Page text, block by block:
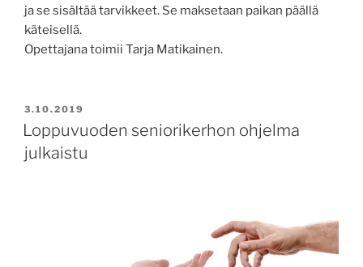
ja se sisältää tarvikkeet. Se maksetaan paikan päällä
käteisellä.
Opettajana toimii Tarja Matikainen.
JULKAISTU
3.10.2019
Loppuvuoden seniorikerhon ohjelma
julkaistu